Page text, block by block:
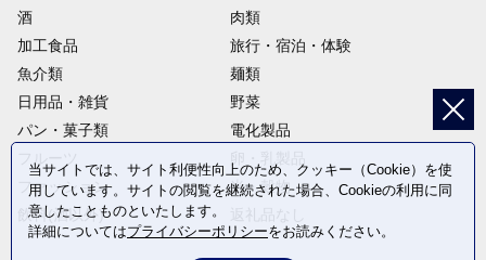
酒
肉類
加工食品
旅行・宿泊・体験
魚介類
麺類
日用品・雑貨
野菜
パン・菓子類
電化製品
フルーツ
卵・乳製品
ファッション
米・穀物
飲料(酒以外)
当サイトでは、サイト利便性向上のため、クッキー（Cookie）を使
用しています。サイトの閲覧を継続された場合、Cookieの利用に同
意したことものといたします。
詳細についてはプライバシーポリシーをお読みください。